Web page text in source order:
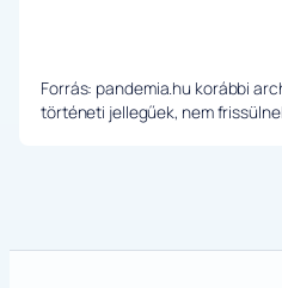
Forrás: pandemia.hu korábbi
történeti jellegűek, nem